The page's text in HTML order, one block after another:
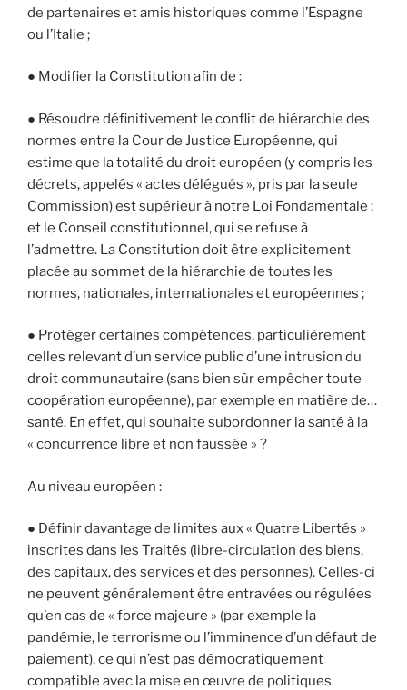
de partenaires et amis historiques comme l’Espagne
ou l’Italie ;
● Modifier la Constitution afin de :
● Résoudre définitivement le conflit de hiérarchie des
normes entre la Cour de Justice Européenne, qui
estime que la totalité du droit européen (y compris les
décrets, appelés « actes délégués », pris par la seule
Commission) est supérieur à notre Loi Fondamentale ;
et le Conseil constitutionnel, qui se refuse à
l’admettre. La Constitution doit être explicitement
placée au sommet de la hiérarchie de toutes les
normes, nationales, internationales et européennes ;
● Protéger certaines compétences, particulièrement
celles relevant d’un service public d’une intrusion du
droit communautaire (sans bien sûr empêcher toute
coopération européenne), par exemple en matière de…
santé. En effet, qui souhaite subordonner la santé à la
« concurrence libre et non faussée » ?
Au niveau européen :
● Définir davantage de limites aux « Quatre Libertés »
inscrites dans les Traités (libre-circulation des biens,
des capitaux, des services et des personnes). Celles-ci
ne peuvent généralement être entravées ou régulées
qu’en cas de « force majeure » (par exemple la
pandémie, le terrorisme ou l’imminence d’un défaut de
paiement), ce qui n’est pas démocratiquement
compatible avec la mise en œuvre de politiques